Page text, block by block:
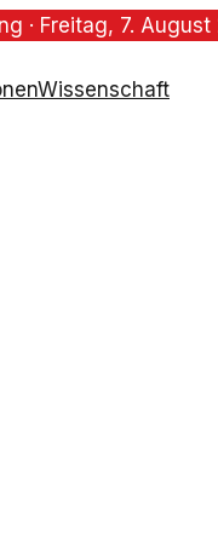
· Freitag, 7. August
Wissenschaft